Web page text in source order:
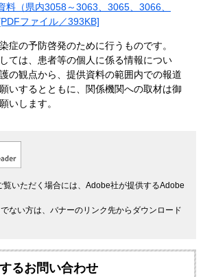
料（県内3058～3063、3065、3066、
ファイル／393KB]
症の予防啓発のために行うものです。
ては、患者等の個人に係る情報につい
の観点から、提供資料の範囲内での報道
いするとともに、関係機関への取材は御
いします。
覧いただく場合には、Adobe社が提供するAdobe
ない方は、バナーのリンク先からダウンロード
るお問い合わせ